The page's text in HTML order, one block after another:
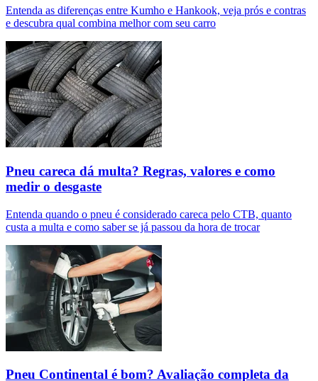
Entenda as diferenças entre Kumho e Hankook, veja prós e contras
e descubra qual combina melhor com seu carro
Pneu careca dá multa? Regras, valores e como
medir o desgaste
Entenda quando o pneu é considerado careca pelo CTB, quanto
custa a multa e como saber se já passou da hora de trocar
Pneu Continental é bom? Avaliação completa da